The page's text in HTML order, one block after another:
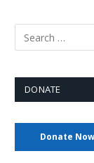
DONATE
Donate Now